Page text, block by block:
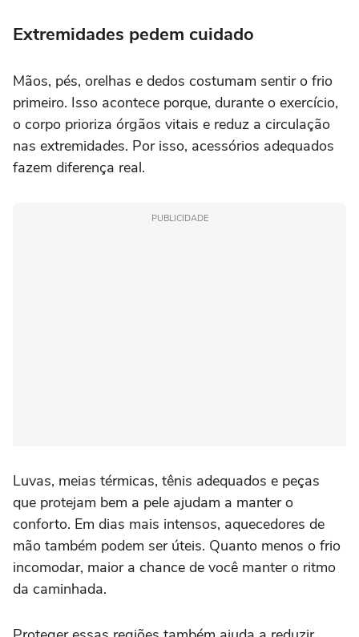
Extremidades pedem cuidado
Mãos, pés, orelhas e dedos costumam sentir o frio
primeiro. Isso acontece porque, durante o exercício,
o corpo prioriza órgãos vitais e reduz a circulação
nas extremidades. Por isso, acessórios adequados
fazem diferença real.
PUBLICIDADE
Luvas, meias térmicas, tênis adequados e peças
que protejam bem a pele ajudam a manter o
conforto. Em dias mais intensos, aquecedores de
mão também podem ser úteis. Quanto menos o frio
incomodar, maior a chance de você manter o ritmo
da caminhada.